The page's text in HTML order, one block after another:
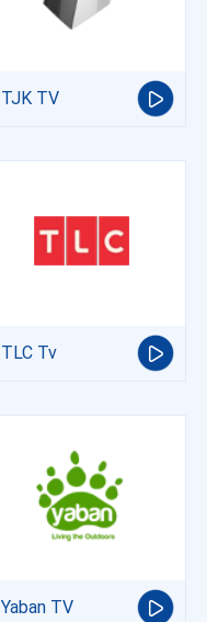
TJK TV
TLC Tv
Yaban TV